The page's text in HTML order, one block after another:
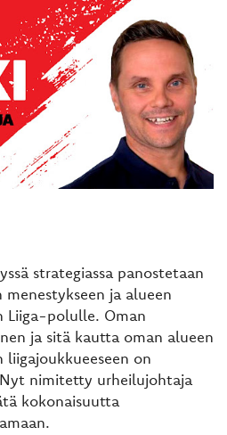
strategiassa panostetaan
ja alueen
Liiga-polulle. Oman
ja sitä kautta oman alueen
liigajoukkueeseen on
nimitetty urheilujohtaja
kokonaisuutta